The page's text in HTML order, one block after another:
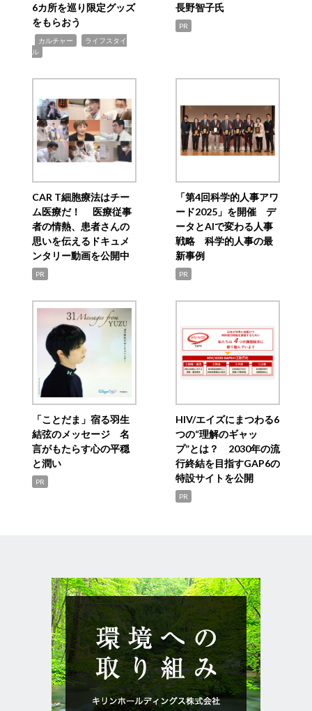
6カ所を巡り限定グッズ
をもらおう
カルチャー
ライフスタイ
ル
長野智子氏
PR
CAR T細胞療法はチー
ム医療だ！ 医療従事
者の情熱、患者さんの
思いを伝えるドキュメ
ンタリー動画を公開中
PR
「第4回科学的人事アワ
ード2025」を開催 デ
ータとAIで変わる人事
戦略 科学的人事の最
新事例
PR
「ことだま」宿る羽生
結弦のメッセージ 名
言がもたらす心の平穏
と潤い
PR
HIV/エイズにまつわる6
つの“理解のギャッ
プ”とは？ 2030年の流
行終結を目指すGAP6の
特設サイトを公開
PR